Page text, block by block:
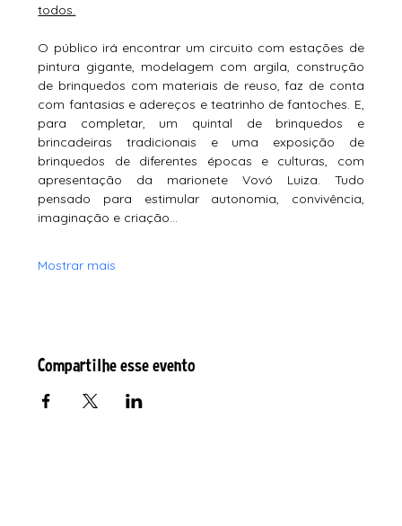
todos.
O público irá encontrar um circuito com estações de
pintura gigante, modelagem com argila, construção
de brinquedos com materiais de reuso, faz de conta
com fantasias e adereços e teatrinho de fantoches. E,
para completar, um quintal de brinquedos e
brincadeiras tradicionais e uma exposição de
brinquedos de diferentes épocas e culturas, com
apresentação da marionete Vovó Luiza. Tudo
pensado para estimular autonomia, convivência,
imaginação e criação…
Mostrar mais
Compartilhe esse evento